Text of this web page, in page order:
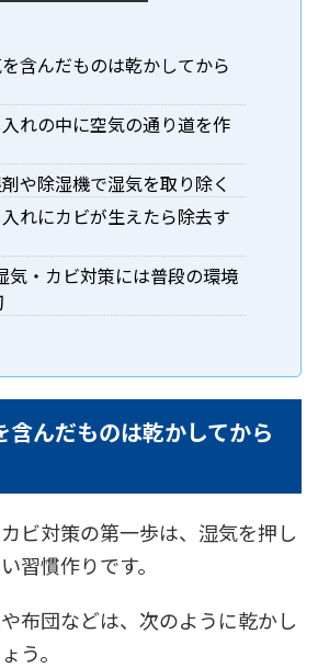
含んだものは乾かしてから
れの中に空気の通り道を作
や除湿機で湿気を取り除く
れにカビが生えたら除去す
気・カビ対策には普段の環境
含んだものは乾かしてから
ビ対策の第一歩は、湿気を押し
習慣作りです。
布団などは、次のように乾かし
う。